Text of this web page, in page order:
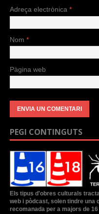
Adreça electrònica *
Nom *
Pàgina web
PEGI CONTINGUTS
Els tipus d'obres culturals
web i pòdcast, solen tindre una
recomanada per a majors de